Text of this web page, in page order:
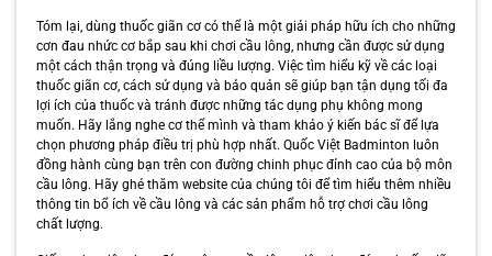
Tóm lại, dùng thuốc giãn cơ có thể là một giải pháp hữu ích cho những
cơn đau nhức cơ bắp sau khi chơi cầu lông, nhưng cần được sử dụng
một cách thận trọng và đúng liều lượng. Việc tìm hiểu kỹ về các loại
thuốc giãn cơ, cách sử dụng và bảo quản sẽ giúp bạn tận dụng tối đa
lợi ích của thuốc và tránh được những tác dụng phụ không mong
muốn. Hãy lắng nghe cơ thể mình và tham khảo ý kiến bác sĩ để lựa
chọn phương pháp điều trị phù hợp nhất. Quốc Việt Badminton luôn
đồng hành cùng bạn trên con đường chinh phục đỉnh cao của bộ môn
cầu lông. Hãy ghé thăm website của chúng tôi để tìm hiểu thêm nhiều
thông tin bổ ích về cầu lông và các sản phẩm hỗ trợ chơi cầu lông
chất lượng.